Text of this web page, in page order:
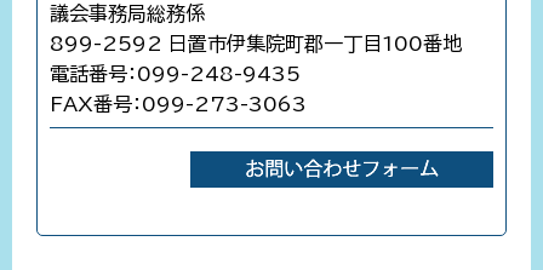
議会事務局総務係
899-2592 日置市伊集院町郡一丁目100番地
電話番号：099-248-9435
FAX番号：099-273-3063